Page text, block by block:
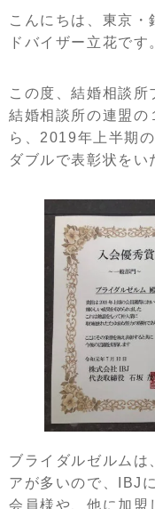
こんにちは、東京
ドバイザー立花です
この度、結婚相談所
結婚相談所の連盟
ら、2019年上半期
ダブルで表彰状をい
ブライダルゼルムは
アが多いので、IBJ
会員様や、他に加